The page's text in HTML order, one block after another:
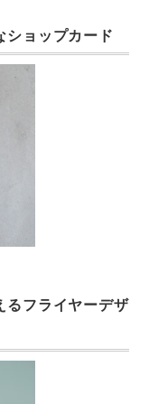
ショップカード
るフライヤーデザ